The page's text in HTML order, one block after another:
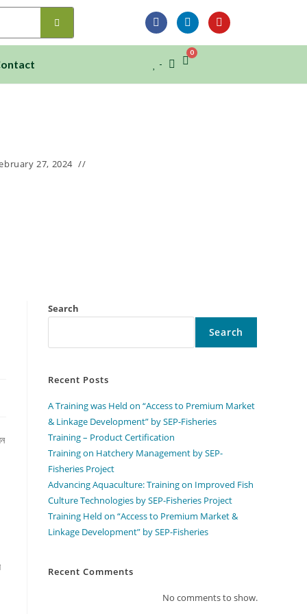
0
27, 2024
Search
Search
Recent Posts
A Training was Held on “Access to Premium Market
& Linkage Development” by SEP-Fisheries
Training – Product Certification
Training on Hatchery Management by SEP-
Fisheries Project
Advancing Aquaculture: Training on Improved Fish
Culture Technologies by SEP-Fisheries Project
Training Held on “Access to Premium Market &
Linkage Development” by SEP-Fisheries
Recent Comments
No comments to show.